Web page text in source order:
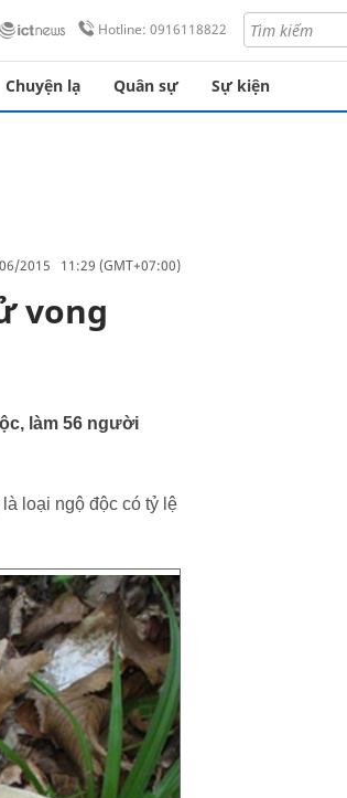
Hotline: 0916118822
Chuyện lạ Quân sự Sự kiện
2015 11:29 (GMT+07:00)
vong
làm 56 người
loại ngộ độc có tỷ lệ